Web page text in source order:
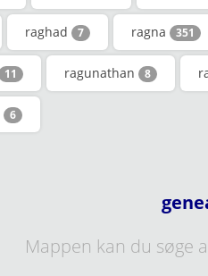
raghad 7 ragna 351
11 ragunathan 8
6
Mappen kan du søge